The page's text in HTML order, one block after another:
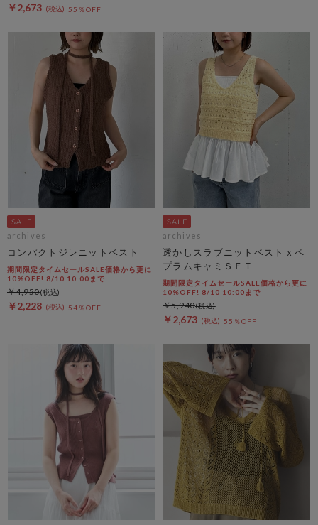
￥2,673 55％OFF
archives
コンパクトジレニットベスト
期間限定タイムセールSALE価格から更に
10%OFF! 8/10 10:00まで
￥2,228 54％OFF
￥4,950
archives
透かしスラブニットベストｘペ
プラムキャミＳＥＴ
期間限定タイムセールSALE価格から更に
10%OFF! 8/10 10:00まで
￥2,673 55％OFF
￥5,940